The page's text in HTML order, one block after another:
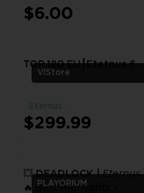
$6.00
VlStore
TOP 180 EU┃Etetnus 6
$299.99
PLAYORIUM
💥 DEADLOCK |
🔥 𝘉𝘦𝘴𝘵 𝘏𝘪𝘨𝘩𝘭𝘪𝘨𝘩𝘵𝘴 ⚡